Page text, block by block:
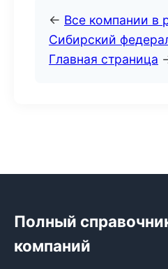
← Все компании в
Сибирский
Главная страница
Полный
компаний